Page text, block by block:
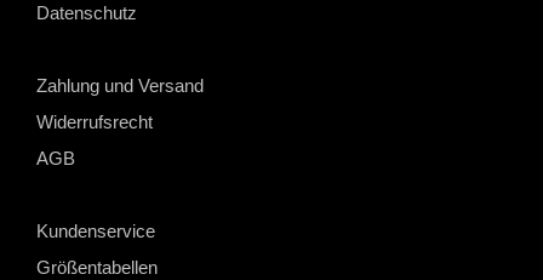
Datenschutz
Zahlung und Versand
Widerrufsrecht
AGB
Kundenservice
Größentabellen